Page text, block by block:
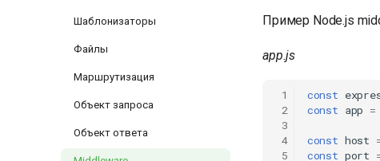
Шаблонизаторы
Файлы
Маршрутизация
Объект запроса
Объект ответа
Пример Node.js
app.js
1
2
3
4
5
const
const app =
const host
const port